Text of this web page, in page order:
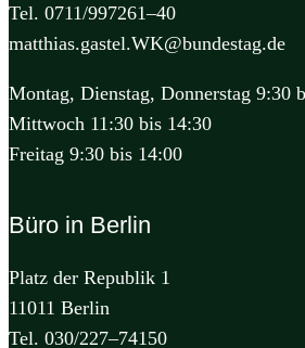
Tel. 0711/997261–40
matthias.gastel.WK@bundestag.de
Montag, Dienstag, Donnerstag 9:30
Mittwoch 11:30 bis 14:30
Freitag 9:30 bis 14:00
Büro in Berlin
Platz der Republik 1
11011 Berlin
Tel. 030/227–74150